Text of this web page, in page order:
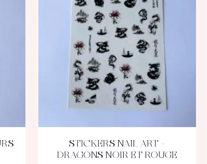
ACHETEZ DÉTAILS
STICKERS NAIL ART –
DRAGONS NOIR ET ROUGE